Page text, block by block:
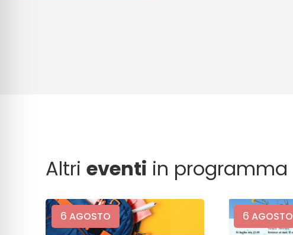
Altrieventi in programma
6 AGOSTO 6 AGOSTO